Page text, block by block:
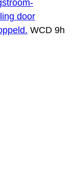
door
WCD 9h